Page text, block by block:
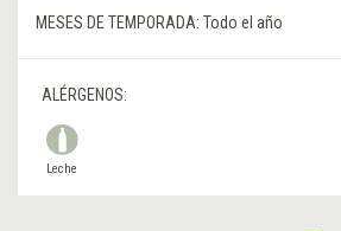
MESES DE TEMPORADA: Todo el año
ALÉRGENOS:
Leche